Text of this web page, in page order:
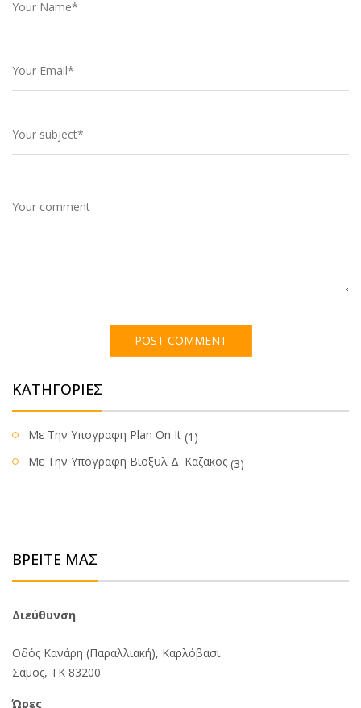
ΚΑΤΗΓΟΡΊΕΣ
Με Την Υπογραφη Plan On It (1)
Με Την Υπογραφη Βιοξυλ Δ. Καζακος (3)
ΒΡΕΊΤΕ ΜΑΣ
Διεύθυνση
Οδός Κανάρη (Παραλλιακή), Καρλόβασι
Σάμος, ΤΚ 83200
Ώρες